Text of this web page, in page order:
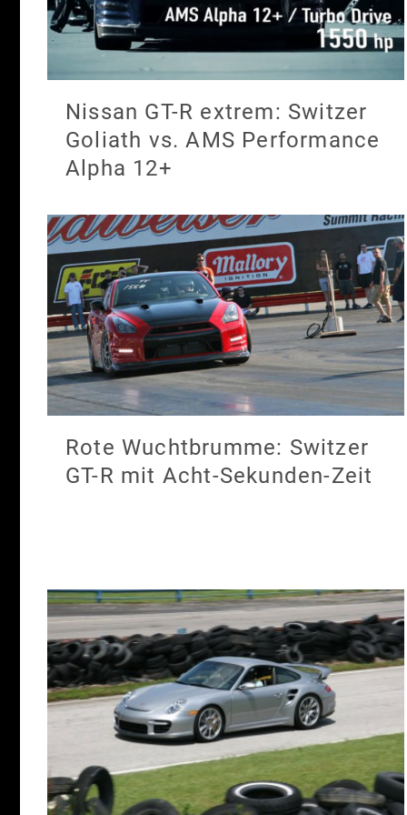
Nissan GT-R extrem: Switzer
Goliath vs. AMS Performance
Alpha 12+
Rote Wuchtbrumme: Switzer
GT-R mit Acht-Sekunden-Zeit